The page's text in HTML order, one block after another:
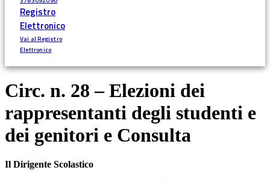
Registro
Elettronico
Vai al Registro
Elettronico
Circ. n. 28 – Elezioni dei
rappresentanti degli studenti e
dei genitori e Consulta
Il Dirigente Scolastico